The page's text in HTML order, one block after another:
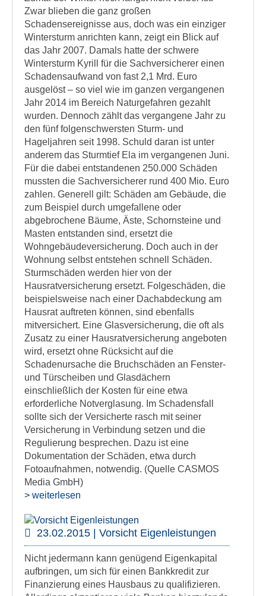
Zwar blieben die ganz großen
Schadensereignisse aus, doch was ein einziger
Wintersturm anrichten kann, zeigt ein Blick auf
das Jahr 2007. Damals hatte der schwere
Wintersturm Kyrill für die Sachversicherer einen
Schadensaufwand von fast 2,1 Mrd. Euro
ausgelöst – so viel wie im ganzen vergangenen
Jahr 2014 im Bereich Naturgefahren gezahlt
wurden. Dennoch zählt das vergangene Jahr zu
den fünf folgenschwersten Sturm- und
Hageljahren seit 1998. Schuld daran ist unter
anderem das Sturmtief Ela im vergangenen Juni.
Für die dabei entstandenen 250.000 Schäden
mussten die Sachversicherer rund 400 Mio. Euro
zahlen. Generell gilt: Schäden am Gebäude, die
zum Beispiel durch umgefallene oder
abgebrochene Bäume, Äste, Schornsteine und
Masten entstanden sind, ersetzt die
Wohngebäudeversicherung. Doch auch in der
Wohnung selbst entstehen schnell Schäden.
Sturmschäden werden hier von der
Hausratversicherung ersetzt. Folgeschäden, die
beispielsweise nach einer Dachabdeckung am
Hausrat auftreten können, sind ebenfalls
mitversichert. Eine Glasversicherung, die oft als
Zusatz zu einer Hausratversicherung angeboten
wird, ersetzt ohne Rücksicht auf die
Schadenursache die Bruchschäden an Fenster-
und Türscheiben und Glasdächern
einschließlich der Kosten für eine etwa
erforderliche Notverglasung. Im Schadensfall
sollte sich der Versicherte rasch mit seiner
Versicherung in Verbindung setzen und die
Regulierung besprechen. Dazu ist eine
Dokumentation der Schäden, etwa durch
Fotoaufnahmen, notwendig. (Quelle CASMOS
Media GmbH)
> weiterlesen
23.02.2015 | Vorsicht Eigenleistungen
Nicht jedermann kann genügend Eigenkapital
aufbringen, um sich für einen Bankkredit zur
Finanzierung eines Hausbaus zu qualifizieren.